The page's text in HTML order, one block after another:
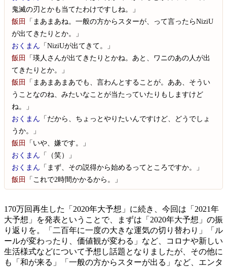
鬼滅の刃とかも当てたわけですしね。」
飯田
「まあまあね。一般の方からスターが、って言ったらNiziU
が出てきたりとか。」
おくまん 「NiziUが出てきて。」
飯田
「瑛人さんが出てきたりとかね。あと、ワニのあの人が出
てきたりとか。」
飯田
「まあまあまあでも、言わんとすることが。ああ、そうい
うことなのね、みたいなことが当たっていたりもしますけど
ね。」
おくまん 「だから、ちょっとやりたいんですけど、どうでしょ
うか。」
飯田
「いや、嫌です。」
おくまん 「（笑）」
おくまん 「まず、その説得から始めるってところですか。」
飯田
「これで2時間かかるから。」
170万回再生した「2020年大予想」に続き、今回は「2021年
大予想」を発表ということで、まずは「2020年大予想」の振
り返りを。「二百年に一度の大きな運気の切り替わり」「ル
ールが変わったり、価値観が変わる」など、コロナや新しい
生活様式などについて予想し話題となりましたが、その他に
も「和が来る」「一般の方からスターが出る」など、エンタ